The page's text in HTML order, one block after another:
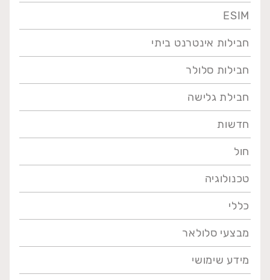
ESIM
חבילות אינטרנט ביתי
חבילות סלולר
חבילת גלישה
חדשות
חול
טכנולוגיה
כללי
מבצעי סלולאר
מידע שימושי